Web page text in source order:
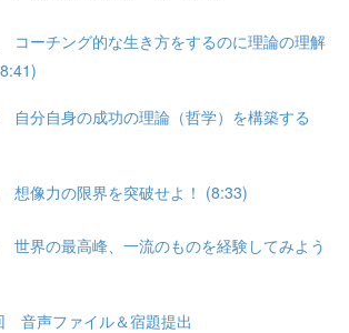
コーチング的な生き方をするのに理論の理解
自分自身の成功の理論（哲学）を構築する
想像力の限界を突破せよ！ (8:33)
世界の最高峰、一流のものを経験してみよう
音声ファイル＆宿題提出